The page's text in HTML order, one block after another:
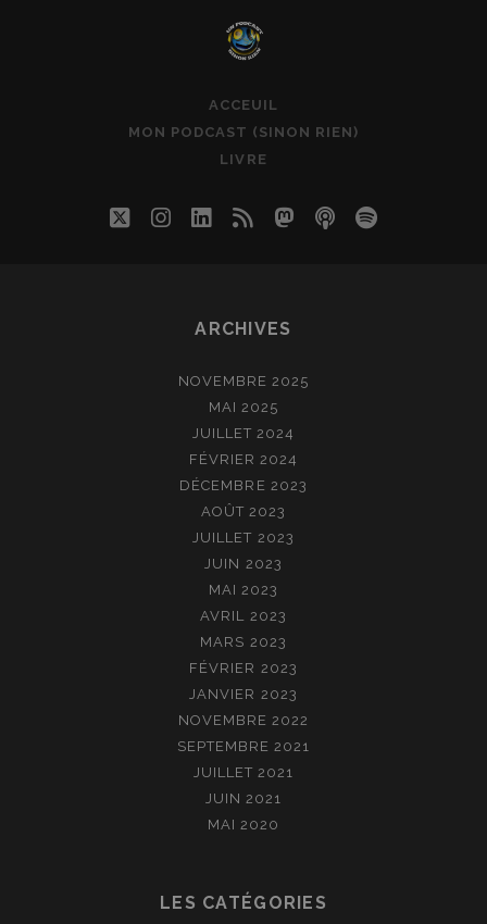
ACCEUIL
MON PODCAST (SINON RIEN)
LIVRE
twitterinstagram
linkedin
rss mastodon
podcastspotify
ARCHIVES
NOVEMBRE 2025
MAI 2025
JUILLET 2024
FÉVRIER 2024
DÉCEMBRE 2023
AOÛT 2023
JUILLET 2023
JUIN 2023
MAI 2023
AVRIL 2023
MARS 2023
FÉVRIER 2023
JANVIER 2023
NOVEMBRE 2022
SEPTEMBRE 2021
JUILLET 2021
JUIN 2021
MAI 2020
LES CATÉGORIES